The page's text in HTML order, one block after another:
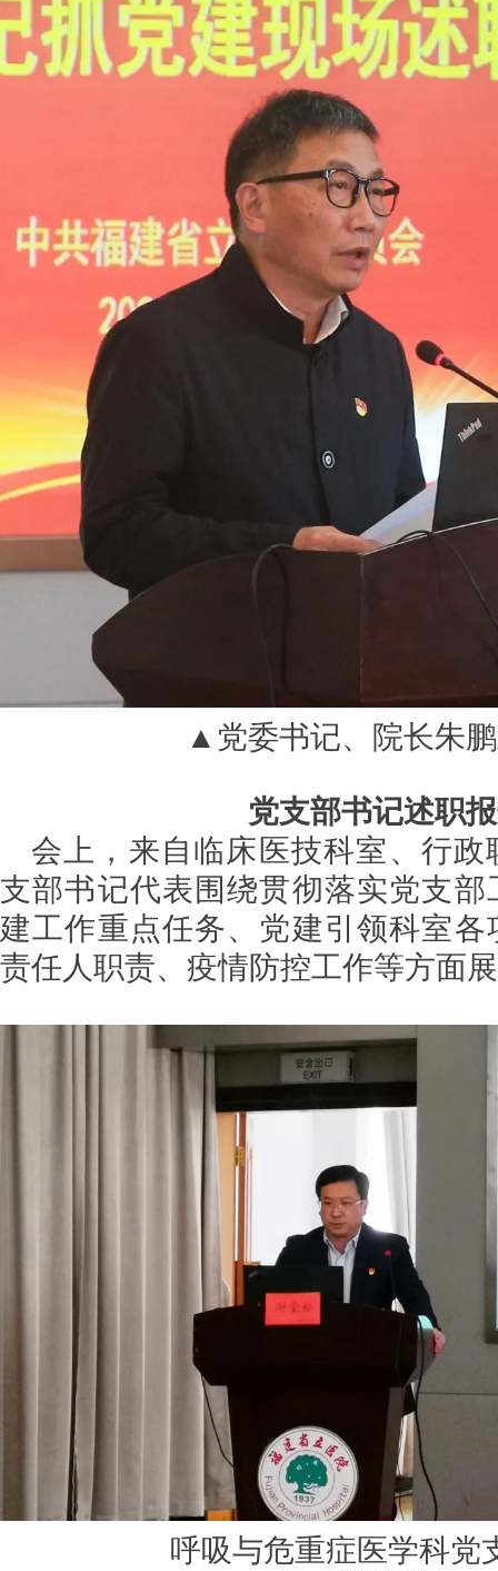
▲党委书记、院长朱
党支部书记述职
会上，来自临床医技科室、行政
支部书记代表围绕贯彻落实党支
建工作重点任务、党建引领科室
责任人职责、疫情防控工作等方面
呼吸与危重症医学科党